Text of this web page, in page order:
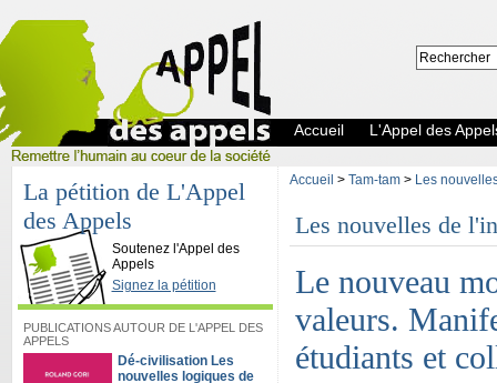
L'Appel des Appels
Accueil L'Appel des
La pétition de L'Appel
des Appels
Soutenez l'Appel des
Appels
Signez la pétition
PUBLICATIONS AUTOUR DE L'APPEL DES
APPELS
Dé-civilisation Les
nouvelles logiques de
Accueil > Tam-tam> Les
Les nouvelles de
Le nouveau
valeurs.
étudiants et